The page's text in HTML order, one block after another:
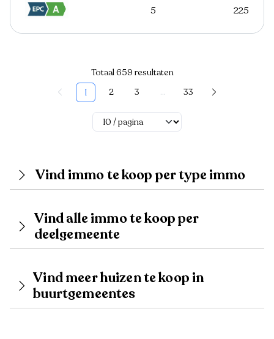
5 225
Totaal 659 resultaten
1
2 3 ... 33
Vind immo te koop per type immo
Vind alle immo te koop per
deelgemeente
Vind meer huizen te koop in
buurtgemeentes